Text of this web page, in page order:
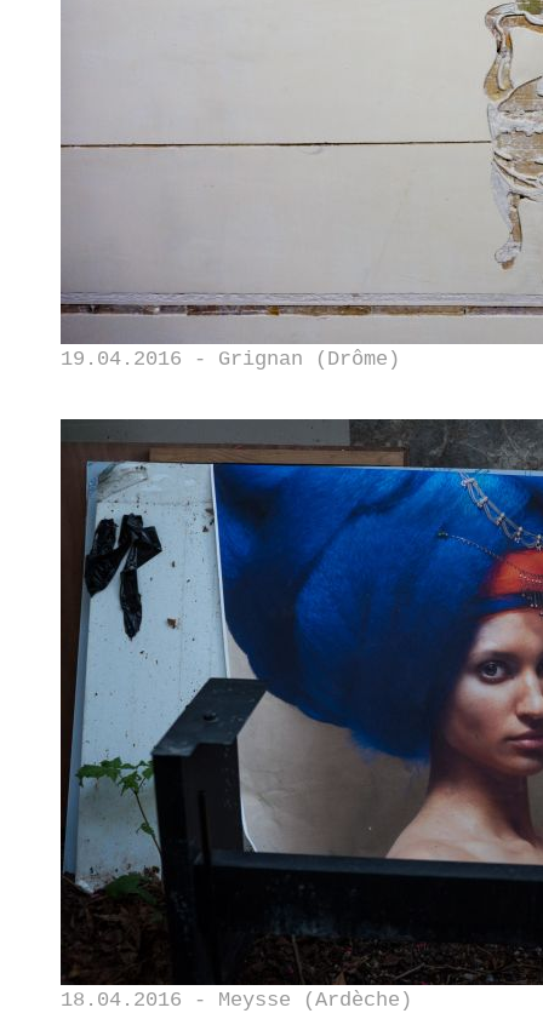
19.04.2016 - Grignan (Drôme)
18.04.2016 - Meysse (Ardèche)